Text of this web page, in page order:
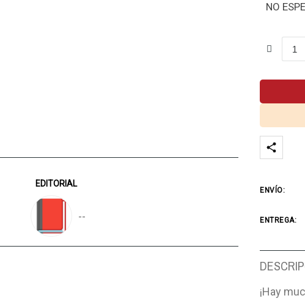
EDITORIAL
--
NO
ENVÍO:
ENTREGA:
¡Hay